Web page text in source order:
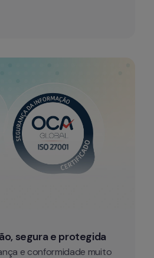
segura e protegida
e conformidade muito